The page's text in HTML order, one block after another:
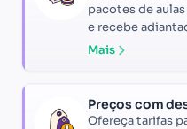
pacotes de
e recebe
Mais
Preços com
Ofereça tarifas